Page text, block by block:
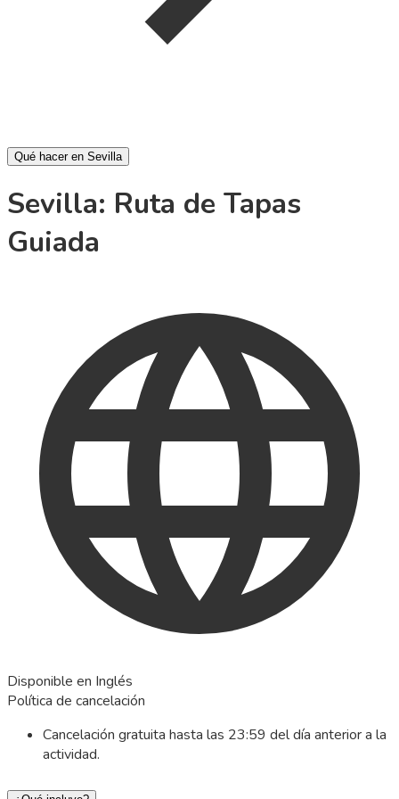
Qué hacer en Sevilla
Sevilla: Ruta de Tapas
Guiada
Disponible en Inglés
Política de cancelación
Cancelación gratuita hasta las 23:59 del día anterior a la
actividad.